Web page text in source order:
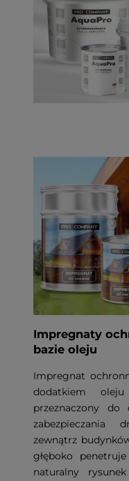
Impregnaty
bazie oleju
Impregnat
dodatkiem
przeznaczony do
zabezpieczania
zewnątrz
głęboko
naturalny